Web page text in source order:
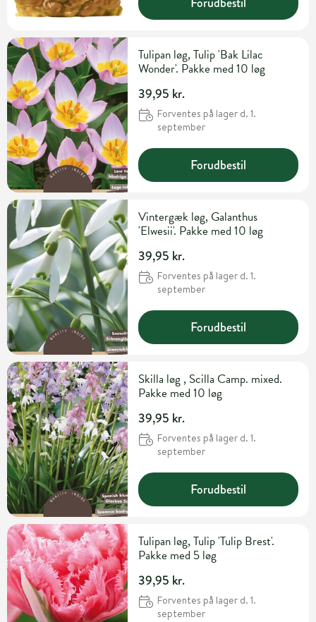
Tulipan løg, Tulip 'Bak Lilac
Wonder'. Pakke med 10 løg
39,95 kr.
Forventes på lager d. 1.
september
Forudbestil
Vintergæk løg, Galanthus
'Elwesii'. Pakke med 10 løg
39,95 kr.
Forventes på lager d. 1.
september
Forudbestil
Skilla løg , Scilla Camp. mixed.
Pakke med 10 løg
39,95 kr.
Forventes på lager d. 1.
september
Forudbestil
Tulipan løg, Tulip 'Tulip Brest'.
Pakke med 5 løg
39,95 kr.
Forventes på lager d. 1.
september